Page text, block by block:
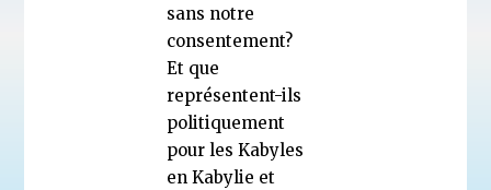
sans notre
consentement?
Et que
représentent-ils
politiquement
pour les Kabyles
en Kabylie et